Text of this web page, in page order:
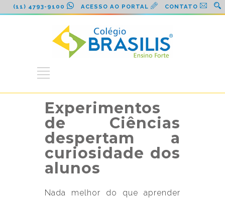
(11) 4793-9100 ACESSO AO PORTAL CONTATO
Experimentos
de Ciências
despertam a
curiosidade dos
alunos
Nada melhor do que aprender